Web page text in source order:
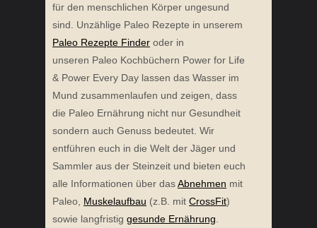
für den menschlichen Körper ungesund
sind. Unzählige Paleo Rezepte in unserem
Paleo Rezepte Finder oder in
unseren Paleo Kochbüchern Power for Life
& Power Every Day lassen das Wasser im
Mund zusammenlaufen und zeigen, dass
die Paleo Ernährung nicht nur Gesundheit
sondern auch Genuss bedeutet. Wir
entführen euch in die Welt der Jäger und
Sammler aus der Steinzeit und bieten euch
alle Informationen über dasAbnehmen mit
Paleo, Muskelaufbau (z.B. mit CrossFit)
sowie langfristig gesunde Ernährung